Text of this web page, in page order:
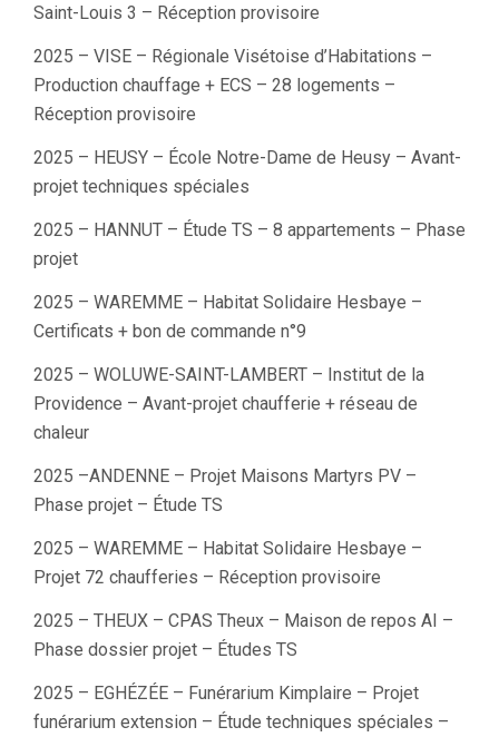
Saint-Louis 3 – Réception provisoire
2025 – VISE – Régionale Visétoise d’Habitations –
Production chauffage + ECS – 28 logements –
Réception provisoire
2025 – HEUSY – École Notre-Dame de Heusy – Avant-
projet techniques spéciales
2025 – HANNUT – Étude TS – 8 appartements – Phase
projet
2025 – WAREMME – Habitat Solidaire Hesbaye –
Certificats + bon de commande n°9
2025 – WOLUWE-SAINT-LAMBERT – Institut de la
Providence – Avant-projet chaufferie + réseau de
chaleur
2025 –ANDENNE – Projet Maisons Martyrs PV –
Phase projet – Étude TS
2025 – WAREMME – Habitat Solidaire Hesbaye –
Projet 72 chaufferies – Réception provisoire
2025 – THEUX – CPAS Theux – Maison de repos AI –
Phase dossier projet – Études TS
2025 – EGHÉZÉE – Funérarium Kimplaire – Projet
funérarium extension – Étude techniques spéciales –